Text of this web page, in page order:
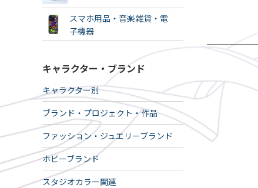
スマホ用品・音楽雑貨・電
子機器
キャラクター・ブランド
キャラクター別
ブランド・プロジェクト・作品
ファッション・ジュエリーブランド
ホビーブランド
スタジオカラー関連